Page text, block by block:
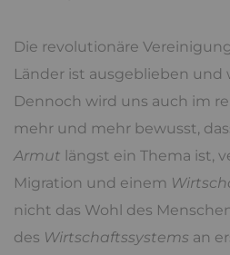
Die revolutionäre
Länder ist ausgeblieben und
Dennoch wird uns auch im
mehr und mehr bewusst,
Armut längst ein Thema ist,
Migration und einem
nicht das Wohl des
des Wirtschaftssystems an